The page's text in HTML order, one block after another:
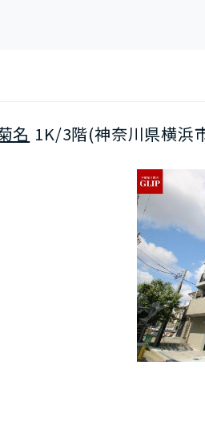
名 1K/3階(神奈川県横浜